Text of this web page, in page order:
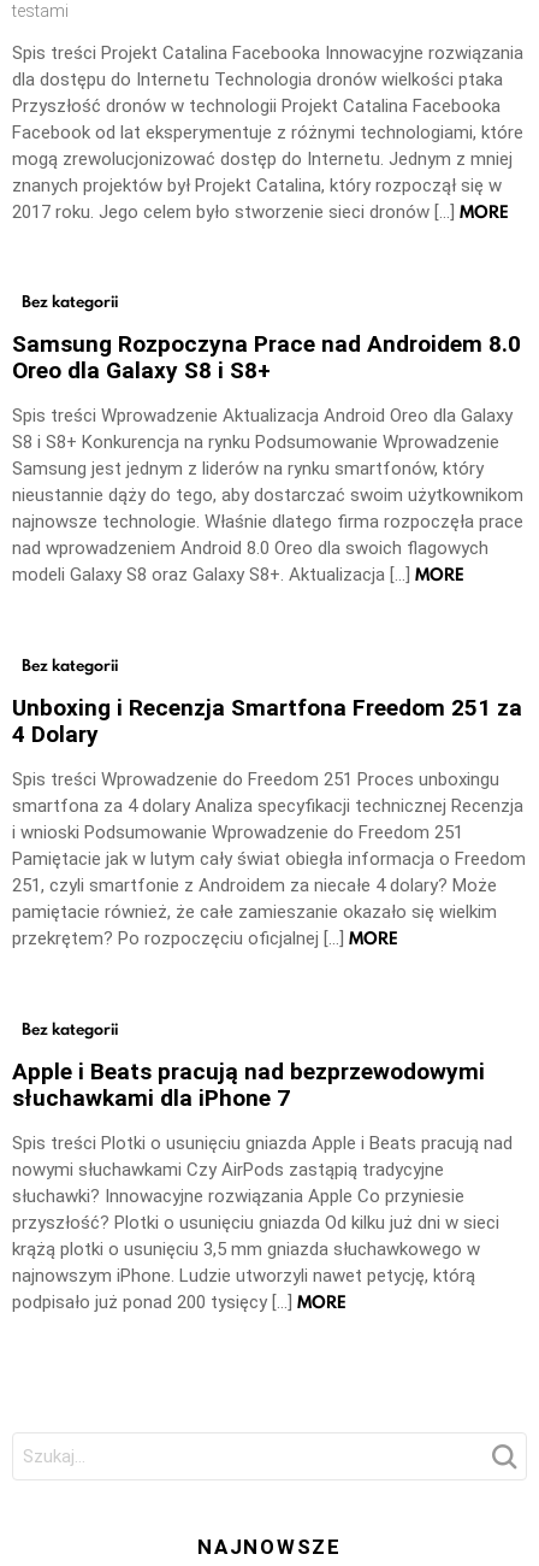
testami
Spis treści Projekt Catalina Facebooka Innowacyjne rozwiązania
dla dostępu do Internetu Technologia dronów wielkości ptaka
Przyszłość dronów w technologii Projekt Catalina Facebooka
Facebook od lat eksperymentuje z różnymi technologiami, które
mogą zrewolucjonizować dostęp do Internetu. Jednym z mniej
znanych projektów był Projekt Catalina, który rozpoczął się w
2017 roku. Jego celem było stworzenie sieci dronów […] MORE
Bez kategorii
Samsung Rozpoczyna Prace nad Androidem 8.0
Oreo dla Galaxy S8 i S8+
Spis treści Wprowadzenie Aktualizacja Android Oreo dla Galaxy
S8 i S8+ Konkurencja na rynku Podsumowanie Wprowadzenie
Samsung jest jednym z liderów na rynku smartfonów, który
nieustannie dąży do tego, aby dostarczać swoim użytkownikom
najnowsze technologie. Właśnie dlatego firma rozpoczęła prace
nad wprowadzeniem Android 8.0 Oreo dla swoich flagowych
modeli Galaxy S8 oraz Galaxy S8+. Aktualizacja […] MORE
Bez kategorii
Unboxing i Recenzja Smartfona Freedom 251 za
4 Dolary
Spis treści Wprowadzenie do Freedom 251 Proces unboxingu
smartfona za 4 dolary Analiza specyfikacji technicznej Recenzja
i wnioski Podsumowanie Wprowadzenie do Freedom 251
Pamiętacie jak w lutym cały świat obiegła informacja o Freedom
251, czyli smartfonie z Androidem za niecałe 4 dolary? Może
pamiętacie również, że całe zamieszanie okazało się wielkim
przekrętem? Po rozpoczęciu oficjalnej […] MORE
Bez kategorii
Apple i Beats pracują nad bezprzewodowymi
słuchawkami dla iPhone 7
Spis treści Plotki o usunięciu gniazda Apple i Beats pracują nad
nowymi słuchawkami Czy AirPods zastąpią tradycyjne
słuchawki? Innowacyjne rozwiązania Apple Co przyniesie
przyszłość? Plotki o usunięciu gniazda Od kilku już dni w sieci
krążą plotki o usunięciu 3,5 mm gniazda słuchawkowego w
najnowszym iPhone. Ludzie utworzyli nawet petycję, którą
podpisało już ponad 200 tysięcy […] MORE
NAJNOWSZE